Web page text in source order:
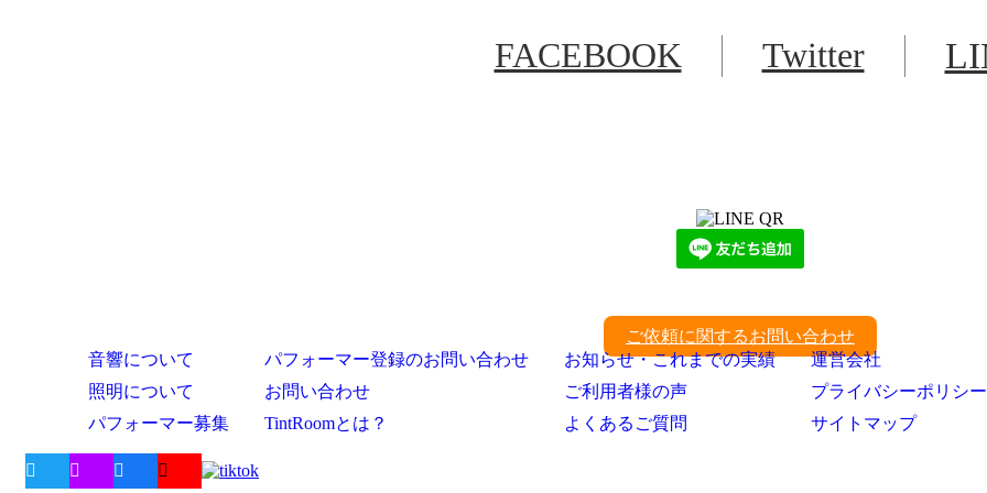
FACEBOOK Twitter
ご依頼に関するお問い合わせ
音響について
照明について
パフォーマー募集
パフォーマー登録のお問い合わせ
お問い合わせ
TintRoomとは？
お知らせ・これまでの実績
ご利用者様の声
よくあるご質問
運営会社
プライバシーポリシー
サイトマップ